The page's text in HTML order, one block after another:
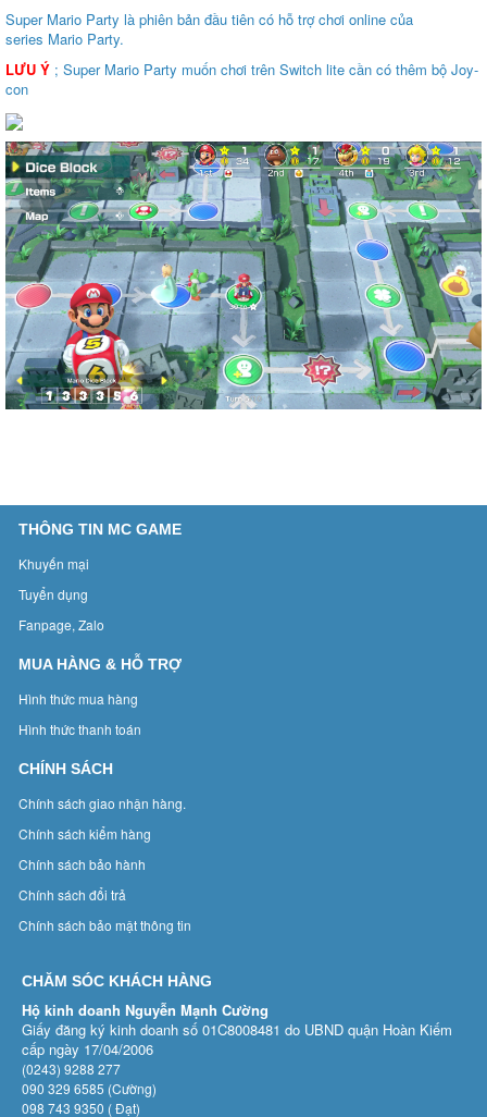
Super Mario Party là phiên bản đầu tiên có hỗ trợ chơi online của
series Mario Party.
LƯU Ý ; Super Mario Party muốn chơi trên Switch lite cần có thêm bộ Joy-
con
THÔNG TIN MC GAME
Khuyến mại
Tuyển dụng
Fanpage, Zalo
MUA HÀNG & HỖ TRỢ
Hình thức mua hàng
Hình thức thanh toán
CHÍNH SÁCH
Chính sách giao nhận hàng.
Chính sách kiểm hàng
Chính sách bảo hành
Chính sách đổi trả
Chính sách bảo mật thông tin
CHĂM SÓC KHÁCH HÀNG
Hộ kinh doanh Nguyễn Mạnh Cường
Giấy đăng ký kinh doanh số 01C8008481 do UBND quận Hoàn Kiếm
cấp ngày 17/04/2006
(0243) 9288 277
090 329 6585 (Cường)
098 743 9350 ( Đạt)